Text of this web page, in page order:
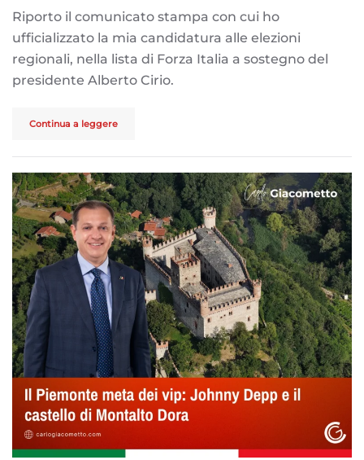
Riporto il comunicato stampa con cui ho
ufficializzato la mia candidatura alle elezioni
regionali, nella lista di Forza Italia a sostegno del
presidente Alberto Cirio.
Continua a leggere